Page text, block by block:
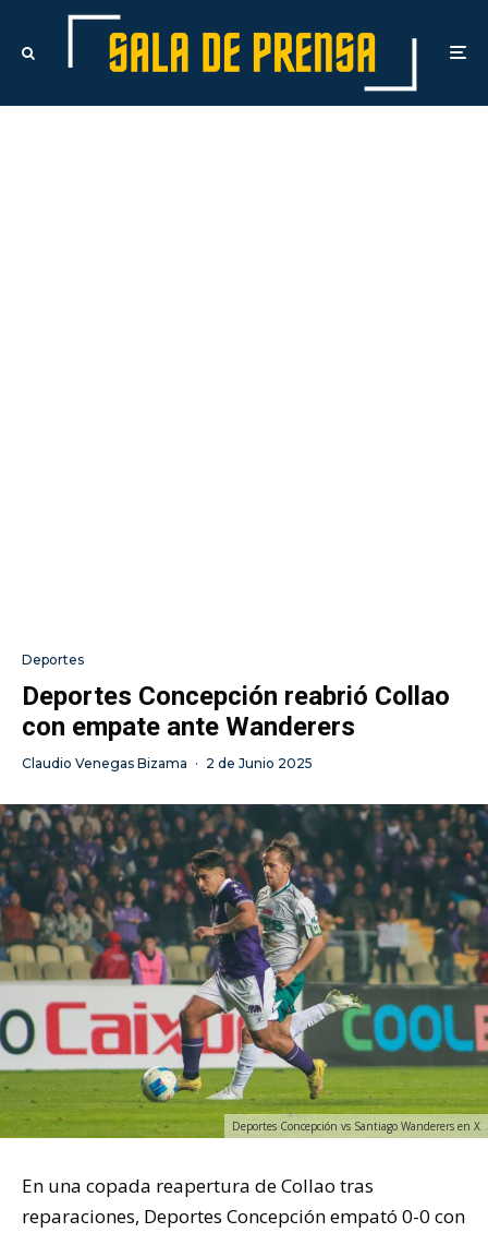
Deportes
Deportes Concepción reabrió Collao
con empate ante Wanderers
Claudio Venegas Bizama · 2 de Junio 2025
Deportes Concepción vs Santiago Wanderers en X
En una copada reapertura de Collao tras
reparaciones, Deportes Concepción empató 0-0 con